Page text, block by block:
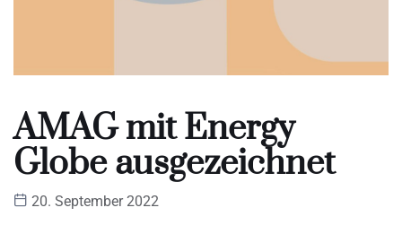
AMAG mit Energy
Globe ausgezeichnet
20. September 2022